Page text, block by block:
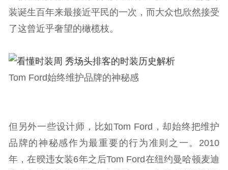
装诞生百年来最接近平民的一次，而大众也欣然接受
了这曾近乎奢望的橄榄枝。
Tom Ford始终维护品牌的神秘感
但另外一些设计师，比如Tom Ford，却始终把维护
品牌的神秘感作为最重要的行为准则之一。2010
年，在暌违女装6年之后Tom Ford在纽约曼哈顿麦迪